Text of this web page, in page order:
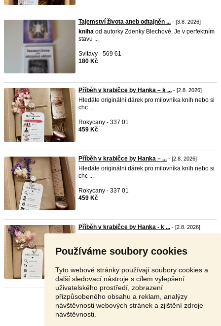
Používáme soubory cookies
Tyto webové stránky používají soubory cookies a
další sledovací nástroje s cílem vylepšení
uživatelského prostředí, zobrazení
přizpůsobeného obsahu a reklam, analýzy
návštěvnosti webových stránek a zjištění zdroje
návštěvnosti.
Tajemství života aneb odtajněn ... - [3.8. 2026]
kniha od autorky Zdenky Blechové. Je v perfektním
stavu ...
Svitavy - 569 61
180 Kč
Příběh v krabičce by Hanka – k ... - [2.8. 2026]
Hledáte originální dárek pro milovníka knih nebo si
chc ...
Rokycany - 337 01
459 Kč
Příběh v krabičce by Hanka – ... - [2.8. 2026]
Hledáte originální dárek pro milovníka knih nebo si
chc ...
Rokycany - 337 01
459 Kč
Příběh v krabičce by Hanka - k ... - [2.8. 2026]
469 Kč
Stránka: 1 2 3 Další